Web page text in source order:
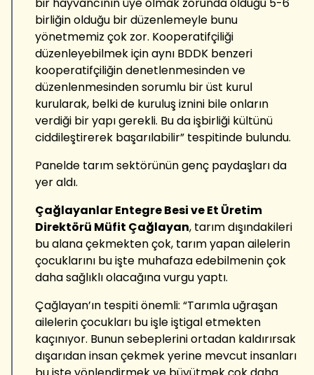
birliğin olduğu bir düzenlemeyle bunu
yönetmemiz çok zor. Kooperatifçiliği
düzenleyebilmek için aynı BDDK benzeri
kooperatifçiliğin denetlenmesinden ve
düzenlenmesinden sorumlu bir üst kurul
kurularak, belki de kuruluş iznini bile onların
verdiği bir yapı gerekli. Bu da işbirliği kültünü
ciddileştirerek başarılabilir” tespitinde bulundu.
Panelde tarım sektörünün genç paydaşları da
yer aldı.
Çağlayanlar Entegre Besi ve Et Üretim
Direktörü Müfit Çağlayan, tarım dışındakileri
bu alana çekmekten çok, tarım yapan ailelerin
çocuklarını bu işte muhafaza edebilmenin çok
daha sağlıklı olacağına vurgu yaptı.
Çağlayan’ın tespiti önemli: “Tarımla uğraşan
ailelerin çocukları bu işle iştigal etmekten
kaçınıyor. Bunun sebeplerini ortadan kaldırırsak
dışarıdan insan çekmek yerine mevcut insanları